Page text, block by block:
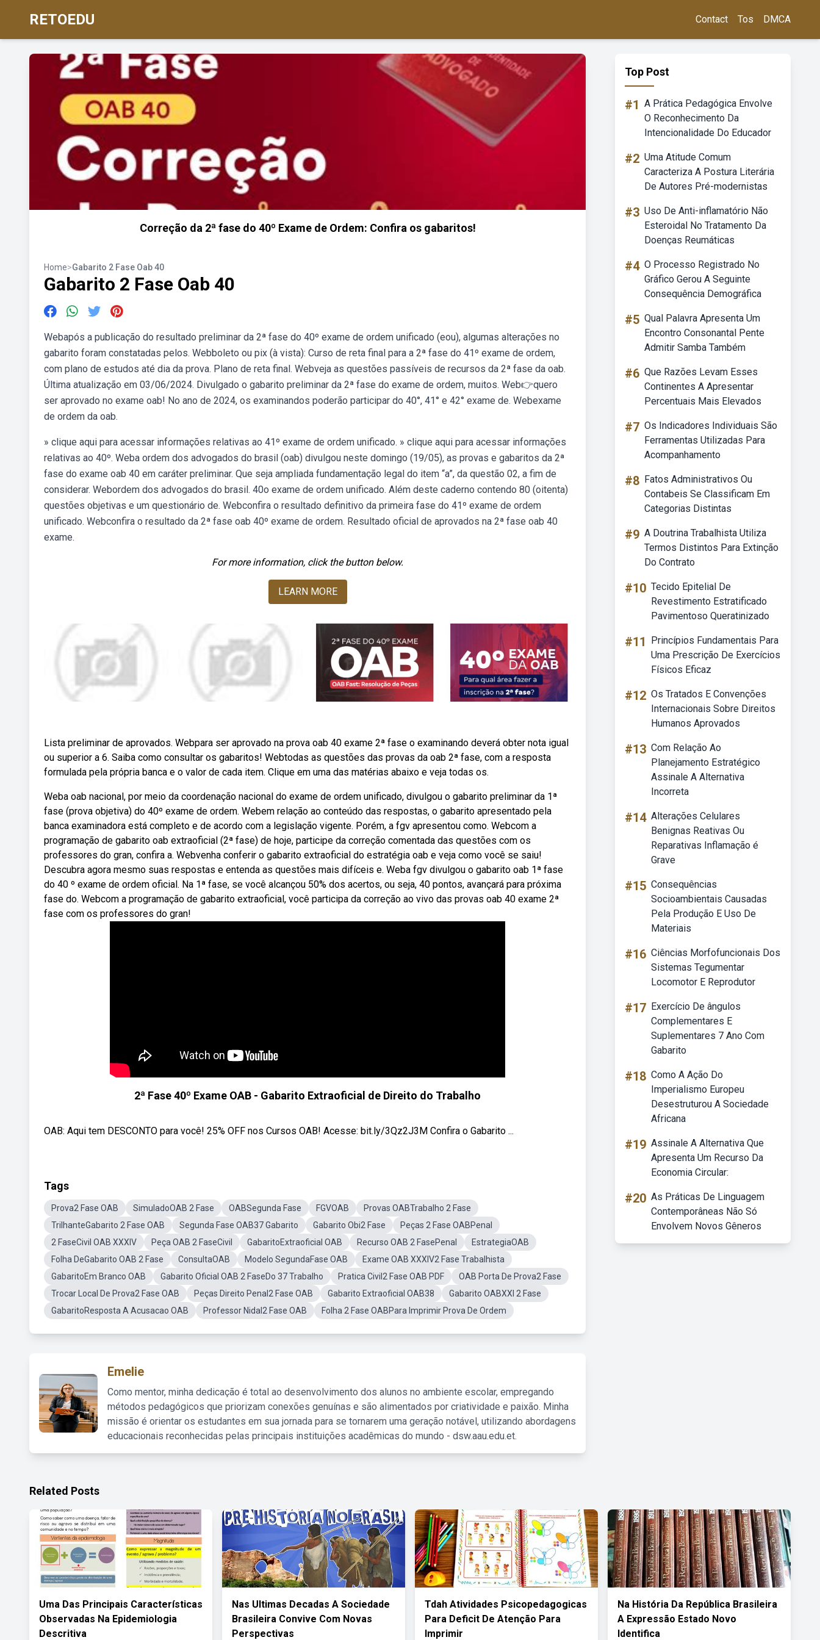
RETOEDU Contact Tos DMCA
Correção da 2ª fase do 40º Exame de Ordem: Confira os gabaritos!
Home>Gabarito 2 Fase Oab 40
Gabarito 2 Fase Oab 40
Webapós a publicação do resultado preliminar da 2ª fase do 40º exame de ordem unificado (eou), algumas alterações no
gabarito foram constatadas pelos. Webboleto ou pix (à vista): Curso de reta final para a 2ª fase do 41º exame de ordem,
com plano de estudos até dia da prova. Plano de reta final. Webveja as questões passíveis de recursos da 2ª fase da oab.
Última atualização em 03/06/2024. Divulgado o gabarito preliminar da 2ª fase do exame de ordem, muitos. Web👉quero
ser aprovado no exame oab! No ano de 2024, os examinandos poderão participar do 40°, 41° e 42° exame de. Webexame
de ordem da oab.
» clique aqui para acessar informações relativas ao 41º exame de ordem unificado. » clique aqui para acessar informações
relativas ao 40º. Weba ordem dos advogados do brasil (oab) divulgou neste domingo (19/05), as provas e gabaritos da 2ª
fase do exame oab 40 em caráter preliminar. Que seja ampliada fundamentação legal do item “a”, da questão 02, a fim de
considerar. Webordem dos advogados do brasil. 40o exame de ordem unificado. Além deste caderno contendo 80 (oitenta)
questões objetivas e um questionário de. Webconfira o resultado definitivo da primeira fase do 41º exame de ordem
unificado. Webconfira o resultado da 2ª fase oab 40º exame de ordem. Resultado oficial de aprovados na 2ª fase oab 40
exame.
For more information, click the button below.
LEARN MORE
Lista preliminar de aprovados. Webpara ser aprovado na prova oab 40 exame 2ª fase o examinando deverá obter nota igual
ou superior a 6. Saiba como consultar os gabaritos! Webtodas as questões das provas da oab 2ª fase, com a resposta
formulada pela própria banca e o valor de cada item. Clique em uma das matérias abaixo e veja todas os.
Weba oab nacional, por meio da coordenação nacional do exame de ordem unificado, divulgou o gabarito preliminar da 1ª
fase (prova objetiva) do 40º exame de ordem. Webem relação ao conteúdo das respostas, o gabarito apresentado pela
banca examinadora está completo e de acordo com a legislação vigente. Porém, a fgv apresentou como. Webcom a
programação de gabarito oab extraoficial (2ª fase) de hoje, participe da correção comentada das questões com os
professores do gran, confira a. Webvenha conferir o gabarito extraoficial do estratégia oab e veja como você se saiu!
Descubra agora mesmo suas respostas e entenda as questões mais difíceis e. Weba fgv divulgou o gabarito oab 1ª fase
do 40 º exame de ordem oficial. Na 1ª fase, se você alcançou 50% dos acertos, ou seja, 40 pontos, avançará para próxima
fase do. Webcom a programação de gabarito extraoficial, você participa da correção ao vivo das provas oab 40 exame 2ª
fase com os professores do gran!
2ª Fase 40º Exame OAB - Gabarito Extraoficial de Direito do Trabalho
OAB: Aqui tem DESCONTO para você! 25% OFF nos Cursos OAB! Acesse: bit.ly/3Qz2J3M Confira o Gabarito ...
Tags
Prova2 Fase OAB SimuladoOAB 2 Fase OABSegunda Fase FGVOAB
Provas OABTrabalho 2 Fase
TrilhanteGabarito 2 Fase OAB
Segunda Fase OAB37 Gabarito Gabarito Obi2 Fase
Peças 2 Fase OABPenal
2 FaseCivil OAB XXXIV
Peça OAB 2 FaseCivil GabaritoExtraoficial OAB Recurso OAB 2 FasePenal
EstrategiaOAB
Folha DeGabarito OAB 2 Fase
ConsultaOAB Modelo SegundaFase OAB
Exame OAB XXXIV2 Fase Trabalhista
GabaritoEm Branco OAB
Gabarito Oficial OAB 2 FaseDo 37 Trabalho Pratica Civil2 Fase OAB PDF
OAB Porta De Prova2 Fase
Trocar Local De Prova2 Fase OAB
Peças Direito Penal2 Fase OAB Gabarito Extraoficial OAB38
Gabarito OABXXI 2 Fase
GabaritoResposta A Acusacao OAB
Professor Nidal2 Fase OAB Folha 2 Fase OABPara Imprimir Prova De Ordem
Emelie
Como mentor, minha dedicação é total ao desenvolvimento dos alunos no ambiente escolar, empregando
métodos pedagógicos que priorizam conexões genuínas e são alimentados por criatividade e paixão. Minha
missão é orientar os estudantes em sua jornada para se tornarem uma geração notável, utilizando abordagens
educacionais reconhecidas pelas principais instituições acadêmicas do mundo - dsw.aau.edu.et.
Top Post
#1 A Prática Pedagógica Envolve
O Reconhecimento Da
Intencionalidade Do Educador
#2 Uma Atitude Comum
Caracteriza A Postura Literária
De Autores Pré-modernistas
#3 Uso De Anti-inflamatório Não
Esteroidal No Tratamento Da
Doenças Reumáticas
#4 O Processo Registrado No
Gráfico Gerou A Seguinte
Consequência Demográfica
#5 Qual Palavra Apresenta Um
Encontro Consonantal Pente
Admitir Samba Também
#6 Que Razões Levam Esses
Continentes A Apresentar
Percentuais Mais Elevados
#7 Os Indicadores Individuais São
Ferramentas Utilizadas Para
Acompanhamento
#8 Fatos Administrativos Ou
Contabeis Se Classificam Em
Categorias Distintas
#9 A Doutrina Trabalhista Utiliza
Termos Distintos Para Extinção
Do Contrato
#10 Tecido Epitelial De
Revestimento Estratificado
Pavimentoso Queratinizado
#11
Princípios Fundamentais Para
Uma Prescrição De Exercícios
Físicos Eficaz
#12 Os Tratados E Convenções
Internacionais Sobre Direitos
Humanos Aprovados
#13 Com Relação Ao
Planejamento Estratégico
Assinale A Alternativa
Incorreta
#14 Alterações Celulares
Benignas Reativas Ou
Reparativas Inflamação é
Grave
#15 Consequências
Socioambientais Causadas
Pela Produção E Uso De
Materiais
#16 Ciências Morfofuncionais Dos
Sistemas Tegumentar
Locomotor E Reprodutor
#17 Exercício De ângulos
Complementares E
Suplementares 7 Ano Com
Gabarito
#18 Como A Ação Do
Imperialismo Europeu
Desestruturou A Sociedade
Africana
#19 Assinale A Alternativa Que
Apresenta Um Recurso Da
Economia Circular:
#20 As Práticas De Linguagem
Contemporâneas Não Só
Envolvem Novos Gêneros
Related Posts
Uma Das Principais Características
Observadas Na Epidemiologia
Descritiva
Nas Ultimas Decadas A Sociedade
Brasileira Convive Com Novas
Perspectivas
Tdah Atividades Psicopedagogicas
Para Deficit De Atenção Para
Imprimir
Na História Da República Brasileira
A Expressão Estado Novo
Identifica